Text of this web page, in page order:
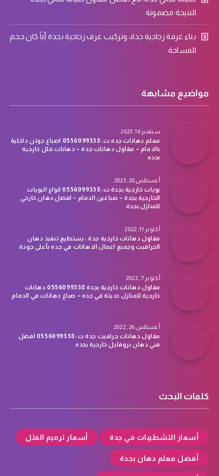
النتيجة مضمونة
بناء غرفة زجاجية جدة، وتركيب غرف زجاجية بجدة أياً كان حجم
المساحة
مواضيع مشابهة
سبتمبر 10, 2023
معلم دهانات جده ت: 0556099338 اصباغ جوتن داخلية
بالدمام – مقاول دهانات جدة – دهانات فلل خارجية
بجده
أغسطس 28, 2023
بويات خارجية بجدة ت: 0556099338 انواع البويات
الخارجية بجدة – صباغين الدمام – افضل دهان خارجي
للمنازل بجدة
أكتوبر 11, 2022
مقاول دهانات خارجية جدة ، يستطيع تنفيذ دهان
الجرافيت وجميع اعمال الدهانات في جده بأعلى جودة
أكتوبر 7, 2022
مقاول دهانات خارجية بجدة 0556099338 دهانات
خارجية للمنازل حديثة في جده – صباغ دهانات في الدمام
أغسطس 26, 2022
مقاول دهانات جرافيت جدة ت :0556099338 افضل
فني دهان بروفايل خارجية بجده
كلمات البحث
أسعار التشطيبات في جدة أسعار ترميم الفلل
أفضل معلم دهان بجدة